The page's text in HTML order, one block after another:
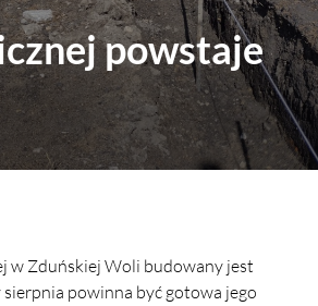
powstaje
w Zduńskiej Woli budowany jest
powinna być gotowa jego